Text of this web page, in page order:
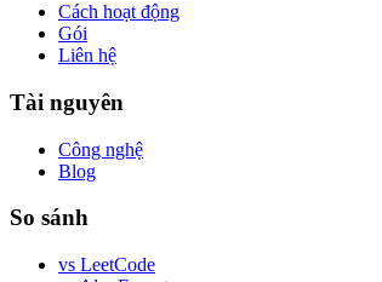
Cách hoạt động
Gói
Liên hệ
Tài nguyên
Công nghệ
Blog
So sánh
vs LeetCode